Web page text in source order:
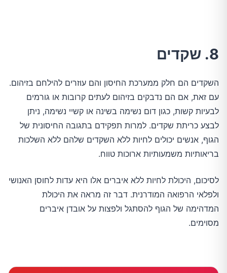
8. שקדים
השקדים הם חלק ממערכת החיסון והם עוזרים להילחם בזיהום.
עם זאת, אם הם נדבקים בזיהום לעתים קרובות או גורמים
לבעיות קשות, כגון דום נשימה בשינה או קשיי נשימה, ניתן
לבצע כריתת שקדים. למרות תפקידם בתגובה החיסונית של
הגוף, אנשים יכולים לחיות ללא השקדים שלהם ללא השלכות
בריאותיות משמעותיות ארוכות טווח.
לסיכום, היכולת לחיות ללא איברים אלו היא עדות לחוסן האנושי
ולפלאי הרפואה המודרנית. דבר זה מראה את היכולת
המדהימה של הגוף להסתגל ולפצות על אובדן איברים
מסוימים.